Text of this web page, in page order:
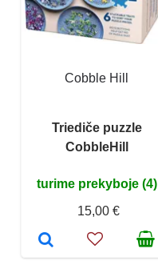
Cobble Hill
Triediče puzzle
CobbleHill
turime prekyboje (4)
15,00 €